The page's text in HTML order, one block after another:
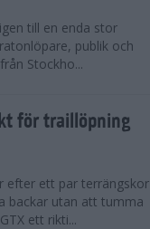
till en enda stor
publik och
Stockho...
för traillöpning
efter ett par terrängskor
backar utan att tumma
ett rikti...